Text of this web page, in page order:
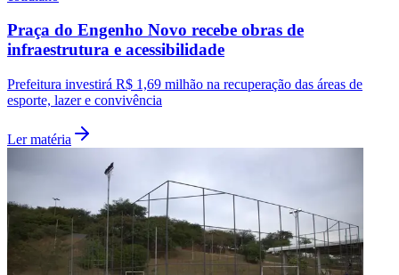
Botafogo
Praça do Engenho Novo recebe obras de
infraestrutura e acessibilidade
Prefeitura investirá R$ 1,69 milhão na recuperação das áreas de
esporte, lazer e convivência
Ler matéria